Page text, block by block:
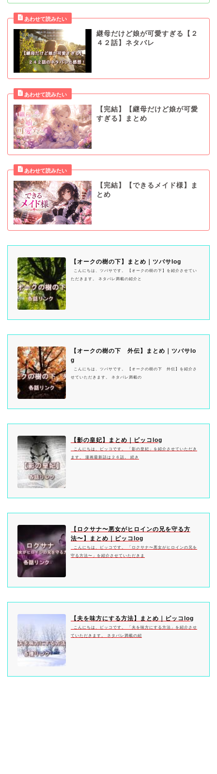
継母だけど娘が可愛すぎる【２
４２話】ネタバレ
【完結】【継母だけど娘が可愛
すぎる】まとめ
【完結】【できるメイド様】ま
とめ
【オークの樹の下】まとめ｜ツバサlog
こんにちは、ツバサです。 【オークの樹の下】を紹介させてい
ただきます。 ネタバレ満載の紹介と
【オークの樹の下 外伝】まとめ｜ツバサlo
g
こんにちは、ツバサです。 【オークの樹の下 外伝】を紹介さ
せていただきます。 ネタバレ満載の
【影の皇妃】まとめ｜ピッコlog
こんにちは、ピッコです。 「影の皇妃」を紹介させていただき
ます。 漫画最新話は２６話。 続き
【ロクサナ〜悪女がヒロインの兄を守る方
法〜】まとめ｜ピッコlog
こんにちは、ピッコです。 「ロクサナ〜悪女がヒロインの兄を
守る方法〜」を紹介させていただきま
【夫を味方にする方法】まとめ｜ピッコlog
こんにちは、ピッコです。 「夫を味方にする方法」を紹介させ
ていただきます。 ネタバレ満載の紹